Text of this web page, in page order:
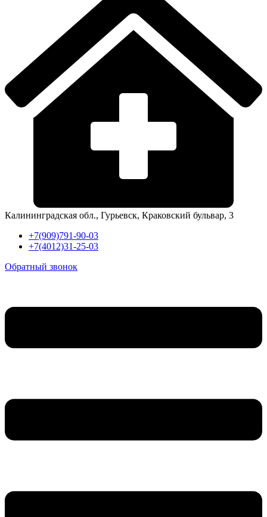
Калининградская обл., Гурьевск, Краковский бульвар, 3
+7(909)791-90-03
+7(4012)31-25-03
Обратный звонок